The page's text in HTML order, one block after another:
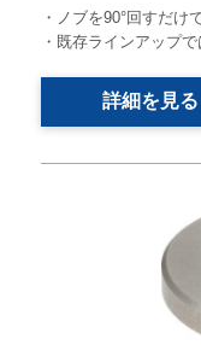
・ノブを90°回すだけ
・既存ラインアップ
詳細を見る